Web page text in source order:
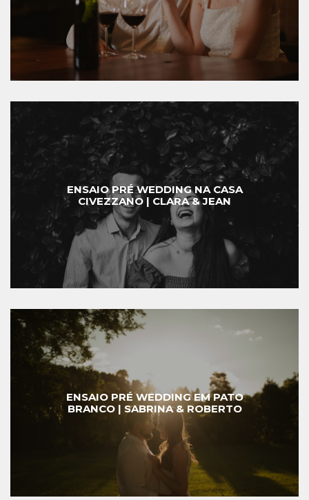
ENSAIO PRÉ WEDDING NA CASA
CIVEZZANO | CLARA & JEAN
ENSAIO PRÉ WEDDING EM PATO
BRANCO | SABRINA & ROBERTO